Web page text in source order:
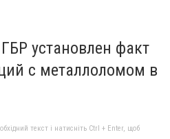
установлен факт
с металлоломом в
текст і натисніть Ctrl + Enter, щоб